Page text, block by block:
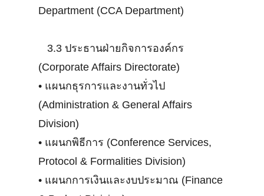
Department (CCA Department)
3.3 ประธานฝ่ายกิจการองค์กร
(Corporate Affairs Directorate)
• แผนกธุรการและงานทั่วไป
(Administration & General Affairs
Division)
• แผนกพิธีการ (Conference Services,
Protocol & Formalities Division)
• แผนกการเงินและงบประมาณ (Finance